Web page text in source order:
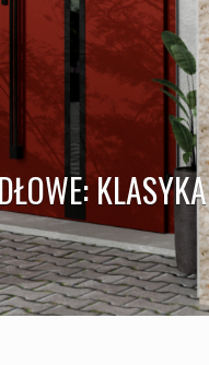
KLASYKA